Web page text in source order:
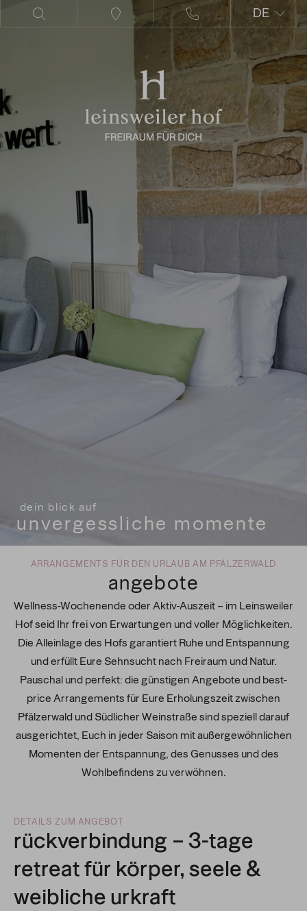
DE
dein blick auf
unvergessliche momente
dein blick auf
unvergessliche momente
dein blick auf
unvergessliche momente
ARRANGEMENTS FÜR DEN URLAUB AM PFÄLZERWALD
angebote
Wellness-Wochenende oder Aktiv-Auszeit – im Leinsweiler
Hof seid Ihr frei von Erwartungen und voller Möglichkeiten.
Die Alleinlage des Hofs garantiert Ruhe und Entspannung
und erfüllt Eure Sehnsucht nach Freiraum und Natur.
Pauschal und perfekt: die günstigen Angebote und best-
price Arrangements für Eure Erholungszeit zwischen
Pfälzerwald und Südlicher Weinstraße sind speziell darauf
ausgerichtet, Euch in jeder Saison mit außergewöhnlichen
Momenten der Entspannung, des Genusses und des
Wohlbefindens zu verwöhnen.
DETAILS ZUM ANGEBOT
rückverbindung – 3-tage
retreat für körper, seele &
weibliche urkraft